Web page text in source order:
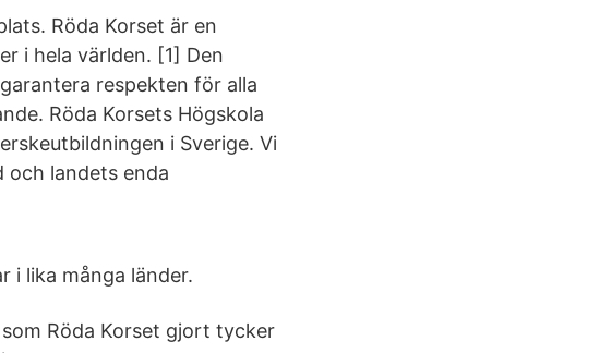
Röda Korset är en
i hela världen. [1] Den
respekten för alla
Röda Korsets Högskola
i Sverige. Vi
och landets enda
i lika många länder.
Röda Korset gjort tycker